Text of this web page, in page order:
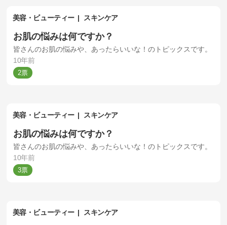
美容・ビューティー スキンケア
お肌の悩みは何ですか？
皆さんのお肌の悩みや、あったらいいな！のトピックスです。
10年前
2
美容・ビューティー スキンケア
お肌の悩みは何ですか？
皆さんのお肌の悩みや、あったらいいな！のトピックスです。
10年前
3
美容・ビューティー スキンケア